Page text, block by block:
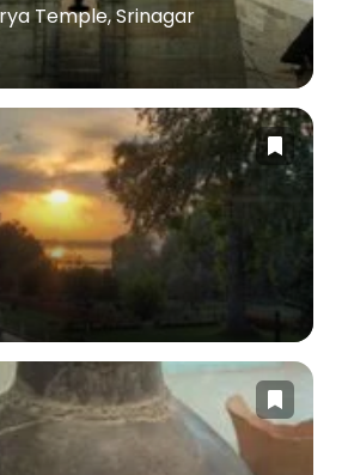
Temple, Srinagar